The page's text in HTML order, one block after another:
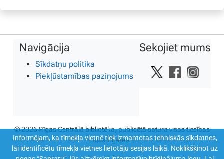
Navigācija
Sīkdatņu politika
Piekļūstamības paziņojums
Sekojiet mums
© 2026 Rīgas Centrālā bibliotēka, publicētā satura visas tiesības
aizsargātas.
Informējam, ka tīmekļa vietnē tiek izmantotas tehniskās sīkdatnes,
lai identificētu tīmekļa vietnes lietotāju sesijas laikā. Noklikšķinot uz